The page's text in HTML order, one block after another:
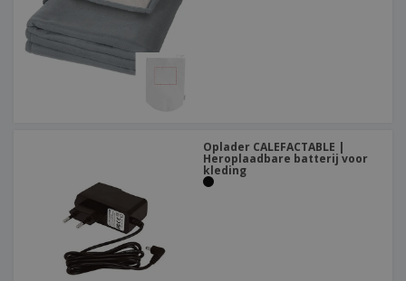
Oplader CALEFACTABLE |
Heroplaadbare batterij voor
kleding